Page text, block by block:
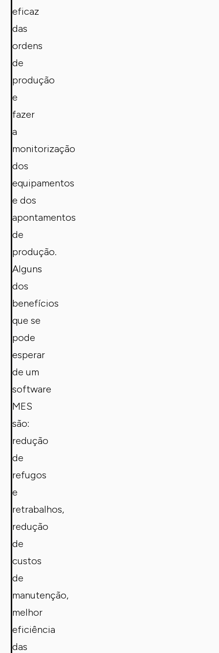
eficaz
das
ordens
de
produção
e
fazer
a
monitorização
dos
equipamentos
e dos
apontamentos
de
produção.
Alguns
dos
benefícios
que se
pode
esperar
de um
software
MES
são:
redução
de
refugos
e
retrabalhos,
redução
de
custos
de
manutenção,
melhor
eficiência
das